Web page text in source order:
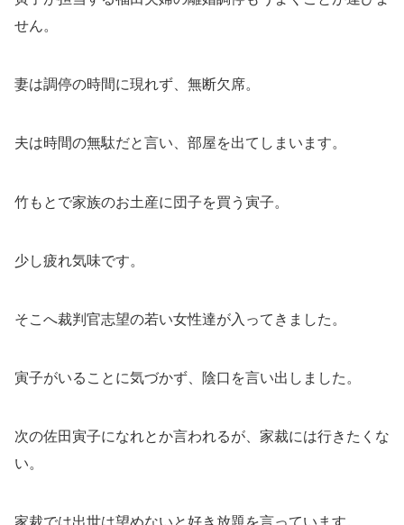
せん。
妻は調停の時間に現れず、無断欠席。
夫は時間の無駄だと言い、部屋を出てしまいます。
竹もとで家族のお土産に団子を買う寅子。
少し疲れ気味です。
そこへ裁判官志望の若い女性達が入ってきました。
寅子がいることに気づかず、陰口を言い出しました。
次の佐田寅子になれとか言われるが、家裁には行きたくな
い。